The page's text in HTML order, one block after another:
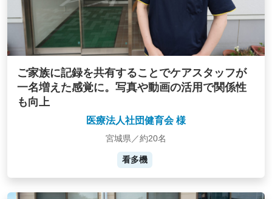
ご家族に記録を共有することでケアスタッフが
一名増えた感覚に。写真や動画の活用で関係性
も向上
医療法人社団健育会 様
宮城県／約20名
看多機